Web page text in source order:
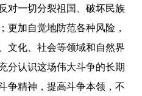
对一切分裂祖国、破坏民族
更加自觉地防范各种风险，
文化、社会等领域和自然界
分认识这场伟大斗争的长期
争精神，提高斗争本领，不